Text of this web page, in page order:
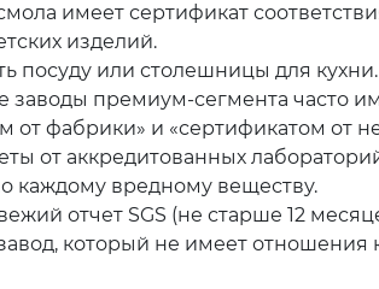
имеет сертификат
изделий.
посуду или столешницы для
премиум-сегмента часто
фабрики» и «сертификатом от
от аккредитованных
каждому вредному веществу.
отчет SGS (не старше 12
который не имеет отношения